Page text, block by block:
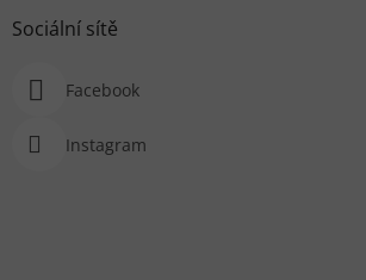
Sociální sítě
Facebook
Instagram